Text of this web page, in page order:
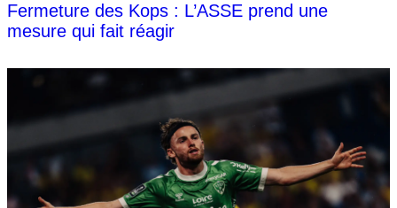
Fermeture des Kops : L’ASSE prend une
mesure qui fait réagir